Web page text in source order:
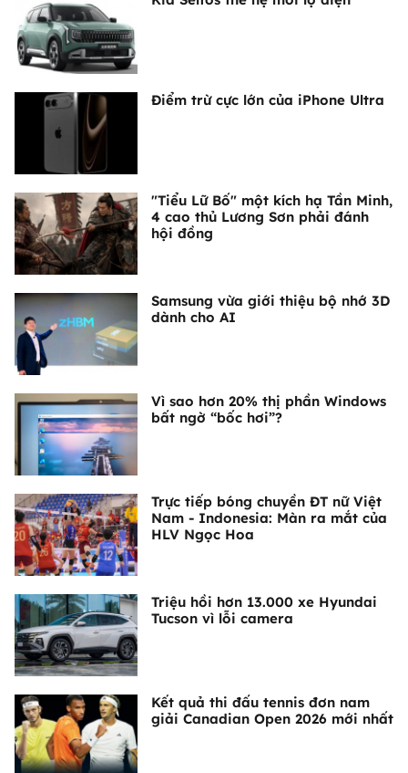
Điểm trừ cực lớn của iPhone Ultra
"Tiểu Lữ Bố" một kích hạ Tần Minh,
4 cao thủ Lương Sơn phải đánh
hội đồng
Samsung vừa giới thiệu bộ nhớ 3D
dành cho AI
Vì sao hơn 20% thị phần Windows
bất ngờ “bốc hơi”?
Trực tiếp bóng chuyền ĐT nữ Việt
Nam - Indonesia: Màn ra mắt của
HLV Ngọc Hoa
Triệu hồi hơn 13.000 xe Hyundai
Tucson vì lỗi camera
Kết quả thi đấu tennis đơn nam
giải Canadian Open 2026 mới nhất